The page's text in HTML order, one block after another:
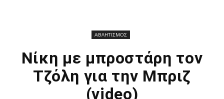
ΑΘΛΗΤΙΣΜΟΣ
Nίκη με μπροστάρη τον
Τζόλη για την Μπριζ
(video)